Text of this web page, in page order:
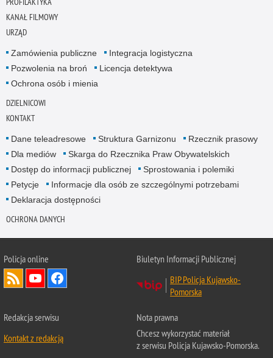
KANAŁ FILMOWY
URZĄD
Zamówienia publiczne
Integracja logistyczna
Pozwolenia na broń
Licencja detektywa
Ochrona osób i mienia
DZIELNICOWI
KONTAKT
Dane teleadresowe Struktura Garnizonu
Rzecznik prasowy
Dla mediów
Skarga do Rzecznika Praw Obywatelskich
Dostęp do informacji publicznej
Sprostowania i polemiki
Petycje
Informacje dla osób ze szczególnymi potrzebami
Deklaracja dostępności
OCHRONA DANYCH
Policja online
Biuletyn Informacji Publicznej
BIP Policja Kujawsko-
Pomorska
Redakcja serwisu
Kontakt z redakcją
Nota prawna
Chcesz wykorzystać materiał
z serwisu Policja Kujawsko-Pomorska.